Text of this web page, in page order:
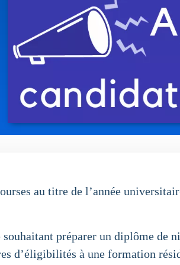
au titre de l’année
préparer un diplôme de
d’éligibilités à une formation